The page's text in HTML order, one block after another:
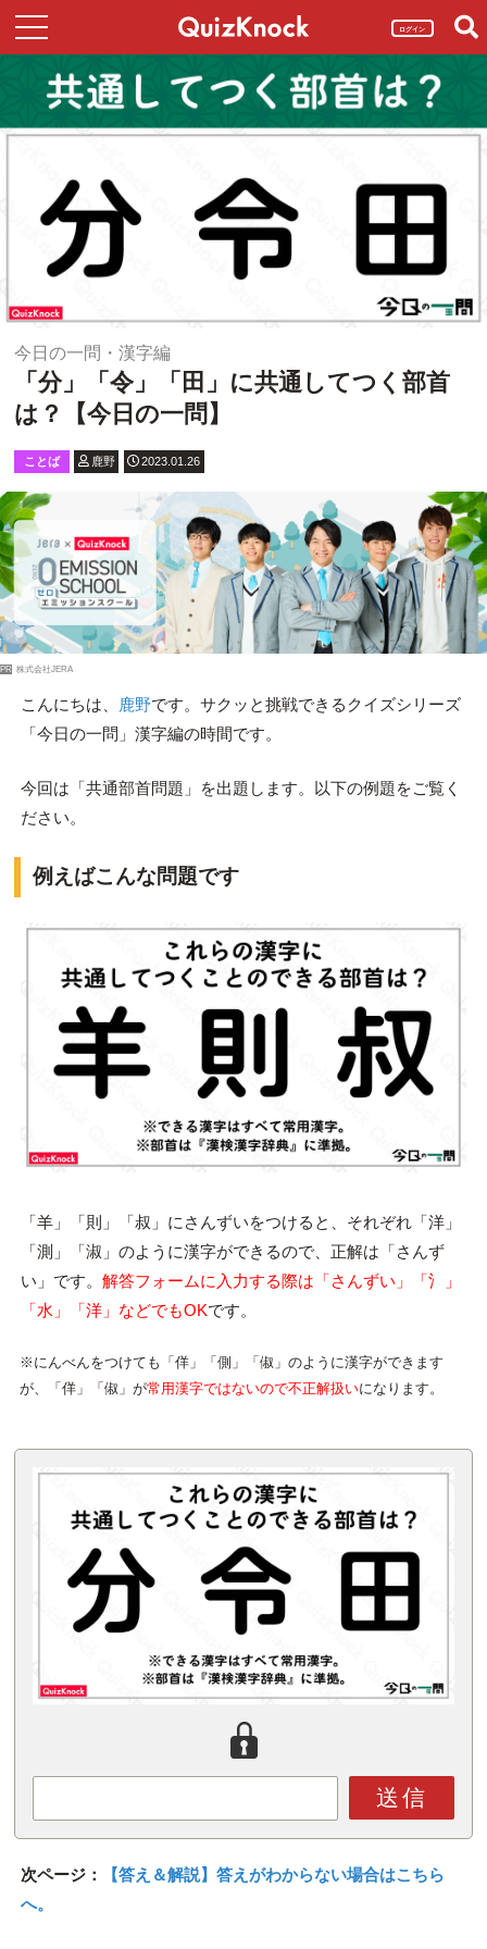
ログイン
今日の一問・漢字編
「分」「令」「田」に共通してつく部首
は？【今日の一問】
ことば 鹿野 2023.01.26
PR 株式会社JERA
こんにちは、 鹿野です。サクッと挑戦できるクイズシリーズ
「今日の一問」漢字編の時間です。
今回は「共通部首問題」を出題します。以下の例題をご覧く
ださい。
例えばこんな問題です
「羊」「則」「叔」にさんずいをつけると、それぞれ「洋」
「測」「淑」のように漢字ができるので、正解は「さんず
い」です。 解答フォームに入力する際は「さんずい」「氵」
「水」「洋」などでもOKです。
※にんべんをつけても「佯」「側」「俶」のように漢字ができます
が、「佯」「俶」が常用漢字ではないので不正解扱いになります。
送信
次ページ：
【答え＆解説】答えがわからない場合はこちら
へ。